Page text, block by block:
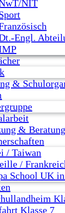
NIT
Engl.
&
& Beratung
/ Taiwan
/
School UK
Klasse 7